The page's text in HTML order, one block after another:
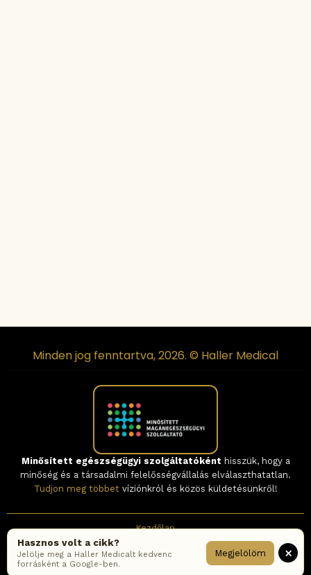
×
Hasznos volt a cikk?
Jelölje meg a Haller Medicalt kedvenc
forrásként a Google-ben.
Megjelölöm
Minden jog fenntartva, 2026. © Haller Medical
Minősített egészségügyi szolgáltatóként hisszük, hogy a
minőség és a társadalmi felelősségvállalás elválaszthatatlan.
Tudjon meg többetvíziónkról és közös küldetésünkről!
Kezdőlap
Időpontfoglalás